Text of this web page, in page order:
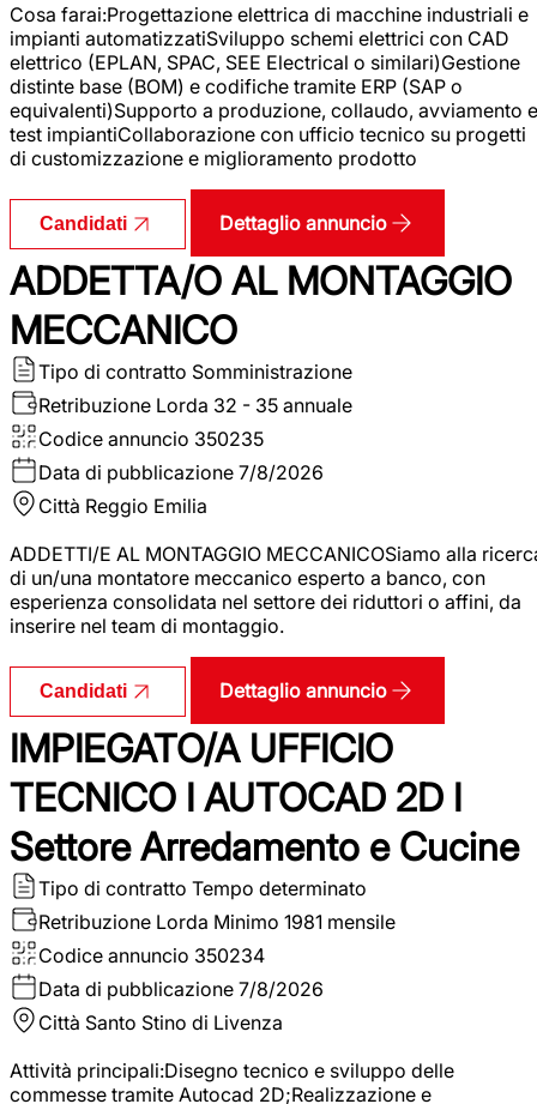
Cosa farai:Progettazione elettrica di macchine industriali e
impianti automatizzatiSviluppo schemi elettrici con CAD
elettrico (EPLAN, SPAC, SEE Electrical o similari)Gestione
distinte base (BOM) e codifiche tramite ERP (SAP o
equivalenti)Supporto a produzione, collaudo, avviamento e
test impiantiCollaborazione con ufficio tecnico su progetti
di customizzazione e miglioramento prodotto
Candidati Dettaglio annuncio
ADDETTA/O AL MONTAGGIO
MECCANICO
Tipo di contratto Somministrazione
Retribuzione Lorda 32 - 35 annuale
Codice annuncio 350235
Data di pubblicazione 7/8/2026
Città Reggio Emilia
ADDETTI/E AL MONTAGGIO MECCANICOSiamo alla
di un/una montatore meccanico esperto a banco, con
esperienza consolidata nel settore dei riduttori o affini, da
inserire nel team di montaggio.
Candidati Dettaglio annuncio
IMPIEGATO/A UFFICIO
TECNICO I AUTOCAD 2D I
Settore Arredamento e Cucine
Tipo di contratto Tempo determinato
Retribuzione Lorda Minimo 1981 mensile
Codice annuncio 350234
Data di pubblicazione 7/8/2026
Città Santo Stino di Livenza
Attività principali:Disegno tecnico e sviluppo delle
commesse tramite Autocad 2D;Realizzazione e